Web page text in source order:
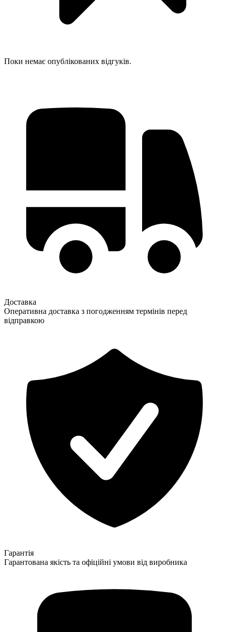
Поки немає опублікованих відгуків.
Доставка
Оперативна доставка з погодженням термінів перед
відправкою
Гарантія
Гарантована якість та офіційні умови від виробника